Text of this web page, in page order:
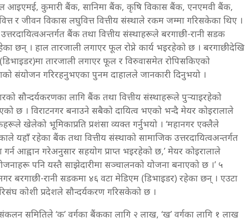
आइएमई, कुमारी बैंक, सानिमा बैंक, कृषि विकास बैंक, एनएमवी बैंक,
र जीवन विकास लघुवित्त वित्तीय संस्थाले रकम जम्मा गरिसकेका थिए ।
बैंक तथा वित्तीय संस्थाहरूले बरगाछी-रानी सडक
छन् । हाल तारजाली लगाएर फूल रोप्ने कार्य भइरहेको छ । बरगाछीदेखि
तारजाली लगाएर फूल र विरुवासमेत रोपिसकिएको
संयोजन गरिरहनुभएका पुनम दाहालले जानकारी दिनुभयो ।
सौन्दर्यकरणका लागि बैंक तथा वित्तीय संस्थाहरूले पुर्‍याइरहेको
छ । विराटनगर बनाउने सबैको दायित्व भएको भन्दै मेयर कोइरालाले
खेलेको भूमिकाप्रति प्रशंसा व्यक्त गर्नुभयो । ‘महानगर एक्लैले
यहाँ रहेका बैंक तथा वित्तीय संस्थाको सामाजिक उत्तरदायित्वअन्तर्गत
आह्वान गरेअनुसार सहयोग प्राप्त भइरहेको छ,’ मेयर कोइरालाले
पनि यस्तै साझेदारीमा सञ्चालनको योजना बनाएको छ ।’ ५
बरगाछी-रानी सडकमा ४६ वटा मेडिएम (डिभाइडर) रहेका छन् । एउटा
कोशी प्रदेशले सौन्दर्यकरण गरिसकेको छ ।
समितिले ‘क’ वर्गका बैंकका लागि २ लाख, ‘ख’ वर्गका लागि १ लाख